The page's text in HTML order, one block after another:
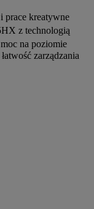
prace kreatywne
z technologią
na poziomie
zarządzania